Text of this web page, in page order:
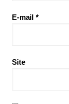
E-mail *
Site